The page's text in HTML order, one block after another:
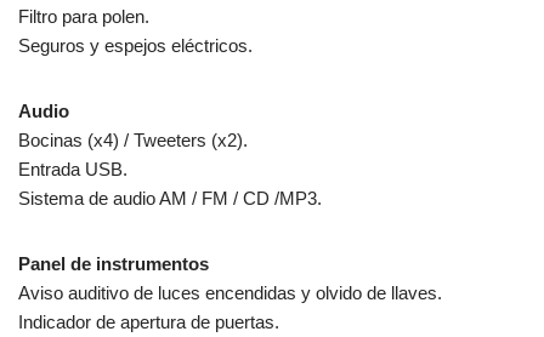
Filtro para polen.
Seguros y espejos eléctricos.
Audio
Bocinas (x4) / Tweeters (x2).
Entrada USB.
Sistema de audio AM / FM / CD /MP3.
Panel de instrumentos
Aviso auditivo de luces encendidas y olvido de llaves.
Indicador de apertura de puertas.